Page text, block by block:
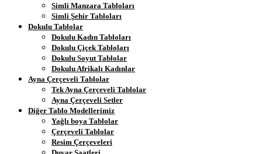
Simli Manzara Tabloları
Simli Şehir Tabloları
Dokulu Tablolar
Dokulu Kadın Tabloları
Dokulu Çiçek Tabloları
Dokulu Soyut Tablolar
Dokulu Afrikalı Kadınlar
Ayna Çerçeveli Tablolar
Tek Ayna Çerçeveli Tablolar
Ayna Çerçeveli Setler
Diğer Tablo Modellerimiz
Yağlı boya Tablolar
Çerçeveli Tablolar
Resim Çerçeveleri